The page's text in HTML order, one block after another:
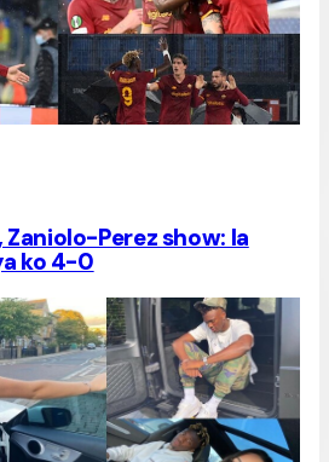
Perez show: la
ko 4-0